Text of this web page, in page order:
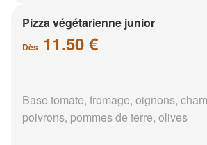
Pizza végétarienne junior
Dès 11.50 €
Base tomate, fromage, oignons,
poivrons, pommes de terre, olives